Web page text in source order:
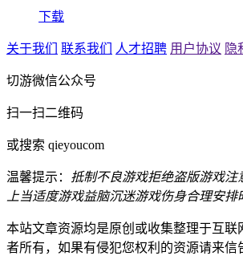
下载
关于我们 联系我们 人才招聘 用户协议 隐
切游微信公众号
扫一扫二维码
或搜索 qieyoucom
温馨提示： 抵制不良游戏拒绝盗版游戏注
上当适度游戏益脑沉迷游戏伤身合理安排
本站文章资源均是原创或收集整理于互联
者所有，如果有侵犯您权利的资源请来信